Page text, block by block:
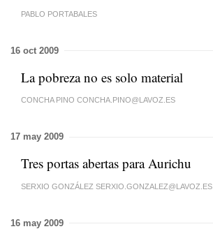
PABLO PORTABALES
16 oct 2009
La pobreza no es solo material
CONCHA PINO CONCHA.PINO@LAVOZ.ES
17 may 2009
Tres portas abertas para Aurichu
SERXIO GONZÁLEZ SERXIO.GONZALEZ@LAVOZ.ES
16 may 2009